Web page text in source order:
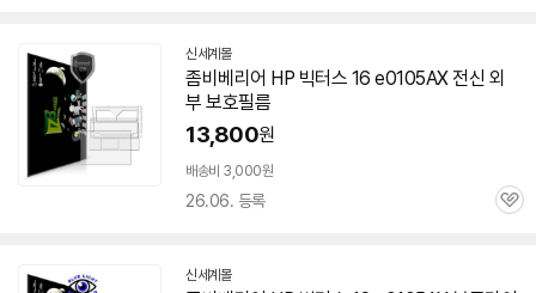
신세계몰
좀비베리어 HP 빅터스 16 e0105AX 전신 외
부 보호필름
13,800원
배송비 3,000원
26.06. 등록
관
신세계몰